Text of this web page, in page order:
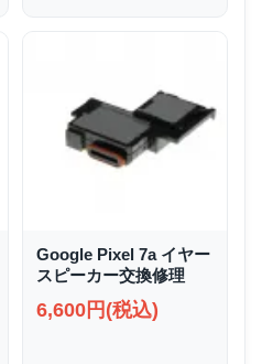
Google Pixel 7a イヤー
スピーカー交換修理
6,600円(税込)